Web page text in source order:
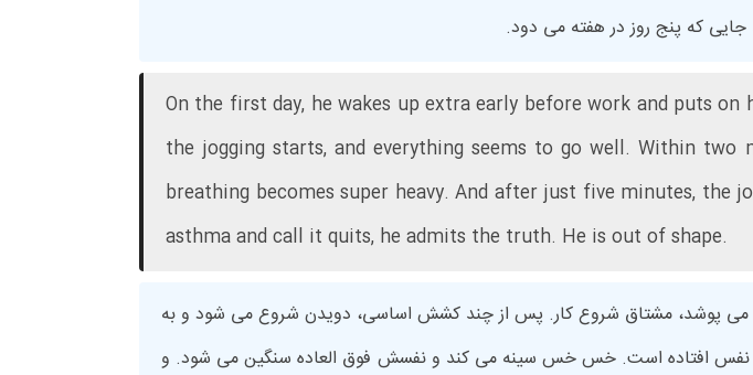
که پنج روز در هفته می دود.
On the first day, he wakes up extra early before work and puts
the jogging starts, and everything seems to go well. Within two
breathing becomes super heavy. And after just five minutes, the
asthma and call it quits, he admits the truth. He is out of shape.
می پوشد، مشتاق شروع کار. پس از چند کشش اساسی، دویدن شروع می شود و به
نفس افتاده است. خس خس سینه می کند و نفسش فوق العاده سنگین می شود. و